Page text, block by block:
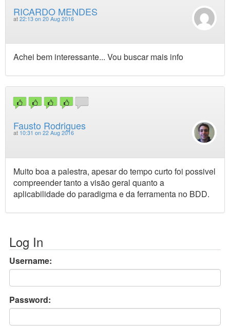
RICARDO MENDES
at 22:13 on 20 Aug 2016
Achei bem interessante... Vou buscar mais info
Fausto Rodrigues
at 10:31 on 22 Aug 2016
Muito boa a palestra, apesar do tempo curto foi possivel
compreender tanto a visão geral quanto a
aplicabilidade do paradigma e da ferramenta no BDD.
Log In
Username:
Password: